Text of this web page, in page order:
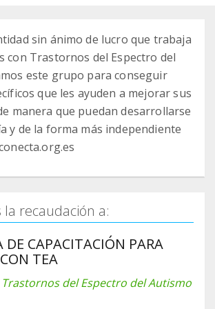
sin ánimo de lucro que trabaja
con Trastornos del Espectro del
este grupo para conseguir
que les ayuden a mejorar sus
manera que puedan desarrollarse
y de la forma más independiente
recaudación a:
DE CAPACITACIÓN PARA
TEA
del Espectro del Autismo